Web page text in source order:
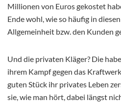
Millionen von Euros gekostet
Ende wohl, wie so häufig in
Allgemeinheit bzw. den Kunden
Und die privaten Kläger? Die
ihrem Kampf gegen das
guten Stück ihr privates Leben
sie, wie man hört, dabei längst